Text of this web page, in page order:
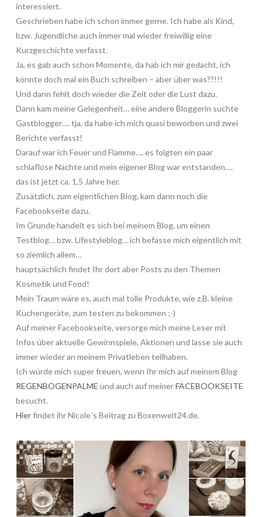
interessiert.
Geschrieben habe ich schon immer gerne. Ich habe als Kind,
bzw. Jugendliche auch immer mal wieder freiwillig eine
Kurzgeschichte verfasst.
Ja, es gab auch schon Momente, da hab ich mir gedacht, ich
könnte doch mal ein Buch schreiben – aber über was??!!!
Und dann fehlt doch wieder die Zeit oder die Lust dazu.
Dann kam meine Gelegenheit… eine andere Bloggerin suchte
Gastblogger…. tja, da habe ich mich quasi beworben und zwei
Berichte verfasst!
Darauf war ich Feuer und Flamme…. es folgten ein paar
schlaflose Nächte und mein eigener Blog war entstanden….
das ist jetzt ca. 1,5 Jahre her.
Zusätzlich, zum eigentlichen Blog, kam dann noch die
Facebookseite dazu.
Im Grunde handelt es sich bei meinem Blog, um einen
Testblog… bzw. Lifestyleblog… ich befasse mich eigentlich mit
so ziemlich allem…
hauptsächlich findet Ihr dort aber Posts zu den Themen
Kosmetik und Food!
Mein Traum wäre es, auch mal tolle Produkte, wie z.B. kleine
Küchengeräte, zum testen zu bekommen ;-)
Auf meiner Facebookseite, versorge mich meine Leser mit
Infos über aktuelle Gewinnspiele, Aktionen und lasse sie auch
immer wieder an meinem Privatleben teilhaben.
Ich würde mich super freuen, wenn Ihr mich auf meinem Blog
REGENBOGENPALME und auch auf meinerFACEBOOKSEITE
besucht.
Hierfindet ihr Nicole´s Beitrag zu Boxenwelt24.de.